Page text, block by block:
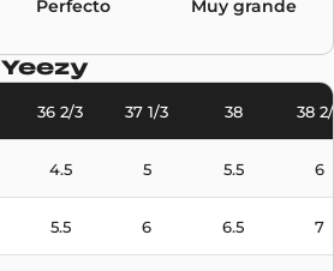
FZ1270
Yeezy 380
Perfecto Muy grande
Yeezy
36 2/3 37 1/3 38 38
4.5 5 5.5 6
5.5 6 6.5 7